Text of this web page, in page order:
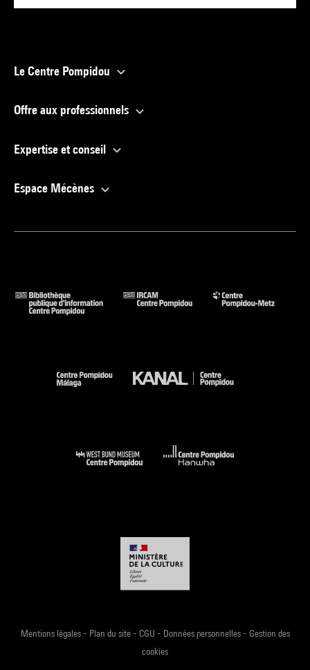
Le Centre Pompidou
Offre aux professionnels
Expertise et conseil
Espace Mécènes
Mentions légales- Plan du site- CGU - Données personnelles- Gestion des
cookies